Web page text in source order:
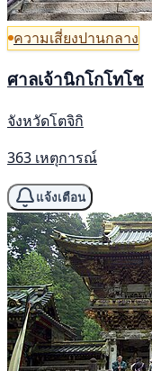
ความเสี่ยงปานกลาง
ศาลเจ้านิกโกโทโช
จังหวัดโตจิกิ
363 เหตุการณ์
แจ้งเตือน